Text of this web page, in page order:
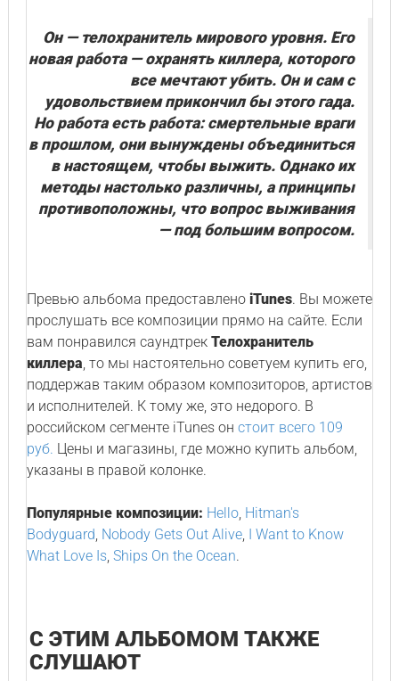
Он — телохранитель мирового уровня. Его
новая работа — охранять киллера, которого
все мечтают убить. Он и сам с
удовольствием прикончил бы этого гада.
Но работа есть работа: смертельные враги
в прошлом, они вынуждены объединиться
в настоящем, чтобы выжить. Однако их
методы настолько различны, а принципы
противоположны, что вопрос выживания
— под большим вопросом.
Превью альбома предоставлено iTunes. Вы можете
прослушать все композиции прямо на сайте. Если
вам понравился саундтрек Телохранитель
киллера, то мы настоятельно советуем купить его,
поддержав таким образом композиторов, артистов
и исполнителей. К тому же, это недорого. В
российском сегменте iTunes он стоит всего 109
руб. Цены и магазины, где можно купить альбом,
указаны в правой колонке.
Популярные композиции: Hello, Hitman's
Bodyguard, Nobody Gets Out Alive, I Want to Know
What Love Is, Ships On the Ocean.
С ЭТИМ АЛЬБОМОМ ТАКЖЕ
СЛУШАЮТ